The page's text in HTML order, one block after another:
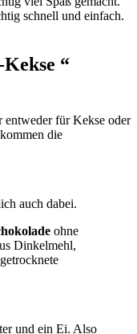
schnell und einfach.
“
entweder für Kekse oder
die
auch dabei.
ohne
Dinkelmehl,
und ein Ei. Also